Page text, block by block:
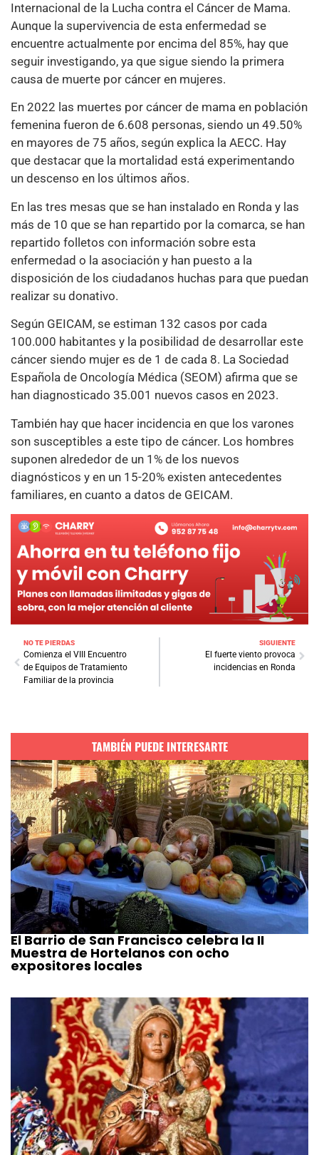
Internacional de la Lucha contra el Cáncer de Mama.
Aunque la supervivencia de esta enfermedad se
encuentre actualmente por encima del 85%, hay que
seguir investigando, ya que sigue siendo la primera
causa de muerte por cáncer en mujeres.
En 2022 las muertes por cáncer de mama en población
femenina fueron de 6.608 personas, siendo un 49.50%
en mayores de 75 años, según explica la AECC. Hay
que destacar que la mortalidad está experimentando
un descenso en los últimos años.
En las tres mesas que se han instalado en Ronda y las
más de 10 que se han repartido por la comarca, se han
repartido folletos con información sobre esta
enfermedad o la asociación y han puesto a la
disposición de los ciudadanos huchas para que puedan
realizar su donativo.
Según GEICAM, se estiman 132 casos por cada
100.000 habitantes y la posibilidad de desarrollar este
cáncer siendo mujer es de 1 de cada 8. La Sociedad
Española de Oncología Médica (SEOM) afirma que se
han diagnosticado 35.001 nuevos casos en 2023.
También hay que hacer incidencia en que los varones
son susceptibles a este tipo de cáncer. Los hombres
suponen alrededor de un 1% de los nuevos
diagnósticos y en un 15-20% existen antecedentes
familiares, en cuanto a datos de GEICAM.
NO TE PIERDAS
Comienza el VIII Encuentro
de Equipos de Tratamiento
Familiar de la provincia
SIGUIENTE
El fuerte viento provoca
incidencias en Ronda
TAMBIÉN PUEDE INTERESARTE
El Barrio de San Francisco celebra la II
Muestra de Hortelanos con ocho
expositores locales